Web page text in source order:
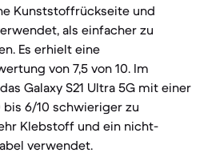
Kunststoffrückseite und
als einfacher zu
Es erhielt eine
von 7,5 von 10. Im
Galaxy S21 Ultra 5G mit einer
bis 6/10 schwieriger zu
Klebstoff und ein nicht-
verwendet.